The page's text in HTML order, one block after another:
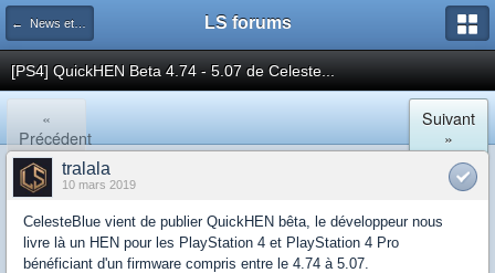
← News et actualités postées sur LS LS forums
[PS4] QuickHEN Beta 4.74 - 5.07 de Celeste...
«
Précédent
Suivant
»
tralala
10 mars 2019
CelesteBlue vient de publier QuickHEN bêta, le développeur nous
livre là un HEN pour les PlayStation 4 et PlayStation 4 Pro
bénéficiant d'un firmware compris entre le 4.74 à 5.07.